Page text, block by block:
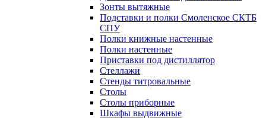
Зонты вытяжные
Подставки и полки Смоленское СКТБ
СПУ
Полки книжные настенные
Полки настенные
Приставки под дистиллятор
Стеллажи
Стенды титровальные
Столы
Столы приборные
Шкафы выдвижные